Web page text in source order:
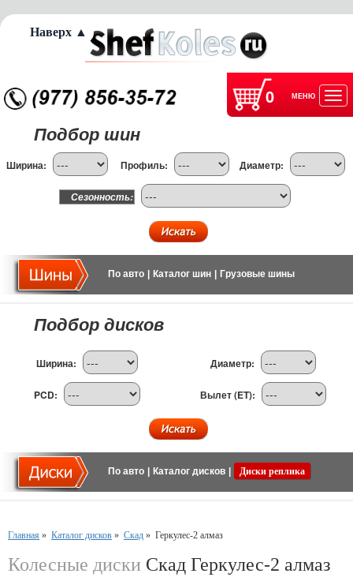
0 МЕНЮ
Подбор шин
Ширина: Профиль: Диаметр:
Сезонность:
По авто Каталог шин Грузовые шины
Подбор дисков
Ширина: Диаметр:
PCD: Вылет (ET):
По авто Каталог дисков Диски реплика
Главная » Каталог дисков » Скад » Геркулес-2 алмаз
Колесные диски Скад Геркулес-2 алмаз
Наверх ▲